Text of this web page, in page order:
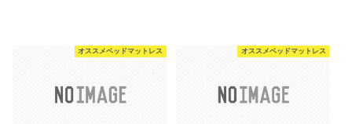
オススメベッドマットレス オススメベッドマットレス